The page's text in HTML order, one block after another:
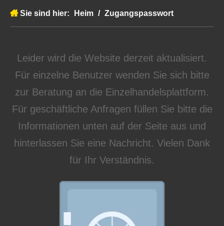
Sie sind hier: Heim / Zugangspasswort
Leider wird die Website derzeit aktualisiert.
Für einzelne Benutzer wenden Sie sich bitte
zur Beratung an die Einzelhandelsplattform.
Für geschäftliche Anfragen füllen Sie bitte die
Informationen unten auf der Seite aus und
hinterlassen Sie eine Nachricht. Vielen Dank
für Ihr Verständnis.